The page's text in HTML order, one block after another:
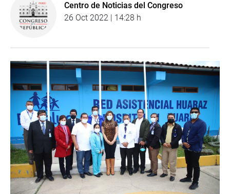
Centro de Noticias del Congreso
26 Oct 2022 | 14:28 h